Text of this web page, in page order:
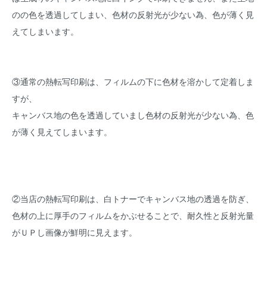
のの色を透過してしまい、色材の反射光が少ない為、色が薄く見
えてしまいます。
③通常の熱転写印刷は、フィルムの下に色材を溶かして定着しま
すが、
キャンバス地の色を透過していまし色材の反射光が少ない為、色
が薄く見えてしまいます。
②当店の熱転写印刷は、白トナーでキャンバス地の透過を防ぎ、
色材の上に厚手のフィルムをかぶせることで、耐久性と反射光量
がＵＰし画像が鮮明に見えます。